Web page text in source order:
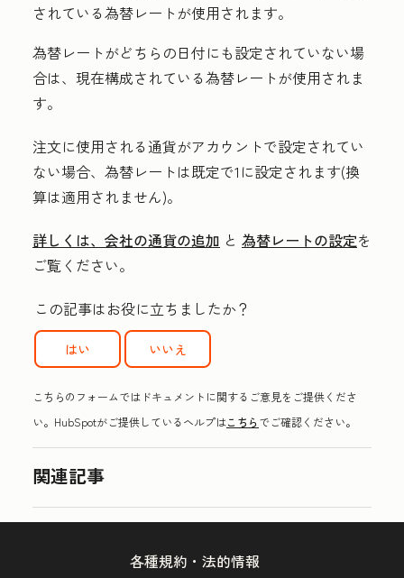
されている為替レートが使用されます。
為替レートがどちらの日付にも設定されていない場
合は、現在構成されている為替レートが使用されま
す。
注文に使用される通貨がアカウントで設定されてい
ない場合、為替レートは既定で1に設定されます(換
算は適用されません)。
詳しくは、会社の通貨の追加 と 為替レートの設定を
ご覧ください。
この記事はお役に立ちましたか？
はい いいえ
こちらのフォームではドキュメントに関するご意見をご提供くださ
い。HubSpotがご提供しているヘルプはこちらでご確認ください。
関連記事
各種規約・法的情報